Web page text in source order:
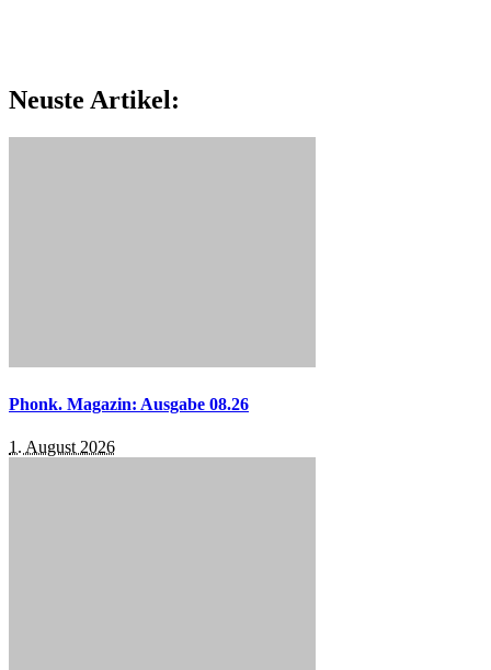
Neuste Artikel:
Phonk. Magazin: Ausgabe 08.26
1. August 2026